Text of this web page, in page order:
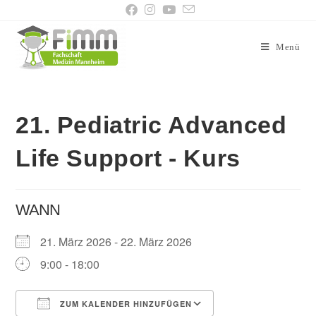
Menü
21. Pediatric Advanced
Life Support - Kurs
WANN
21. März 2026 - 22. März 2026
9:00 - 18:00
ZUM KALENDER HINZUFÜGEN